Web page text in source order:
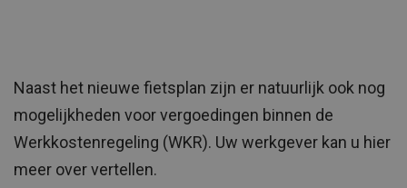
Naast het nieuwe fietsplan zijn er natuurlijk ook nog
mogelijkheden voor vergoedingen binnen de
Werkkostenregeling (WKR). Uw werkgever kan u hier
meer over vertellen.